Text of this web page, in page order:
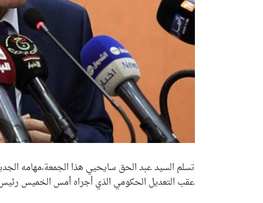
تسلم السيد عبد الحق سايحيي هذا الجمعة،مهامه
عقب التعديل الحكومي الذي أجراه أمس الخميس رئيس